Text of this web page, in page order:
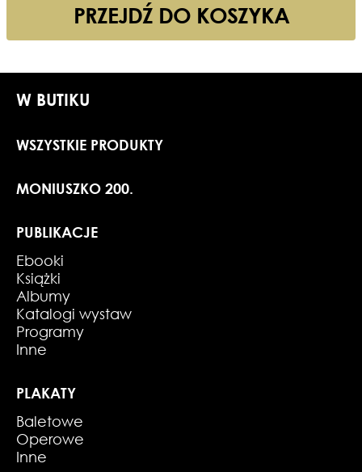
PRZEJDŹ DO KOSZYKA
W BUTIKU
WSZYSTKIE PRODUKTY
MONIUSZKO 200.
PUBLIKACJE
Ebooki
Książki
Albumy
Katalogi wystaw
Programy
Inne
PLAKATY
Baletowe
Operowe
Inne